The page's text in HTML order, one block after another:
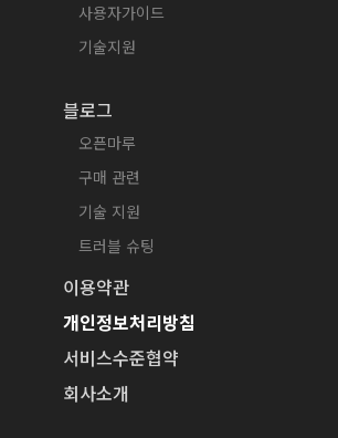
사용자가이드
기술지원
블로그
오픈마루
구매 관련
기술 지원
트러블 슈팅
이용약관
개인정보처리방침
서비스수준협약
회사소개